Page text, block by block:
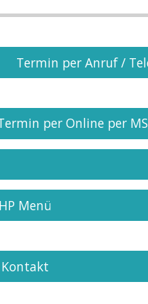
Termin per Anruf /
per Online per
HP Menü
Kontakt